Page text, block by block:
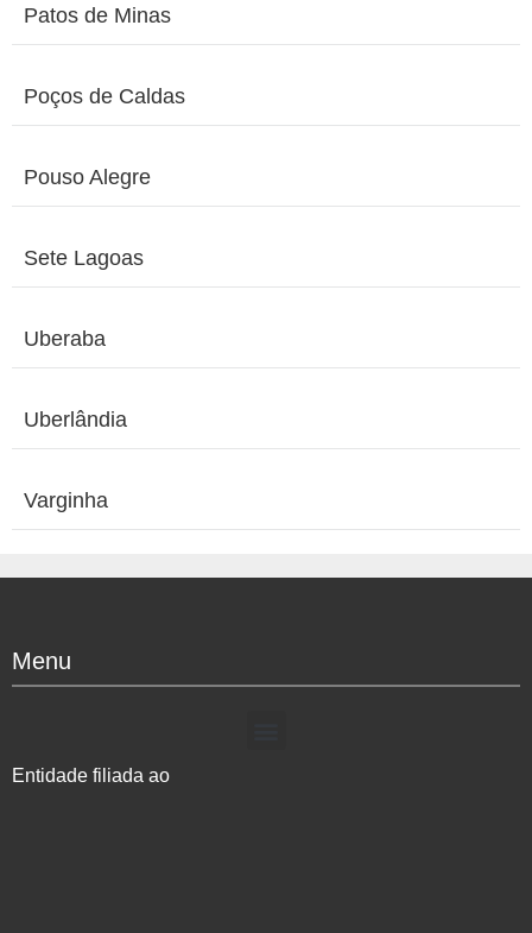
Patos de Minas
Poços de Caldas
Pouso Alegre
Sete Lagoas
Uberaba
Uberlândia
Varginha
Menu
Entidade filiada ao